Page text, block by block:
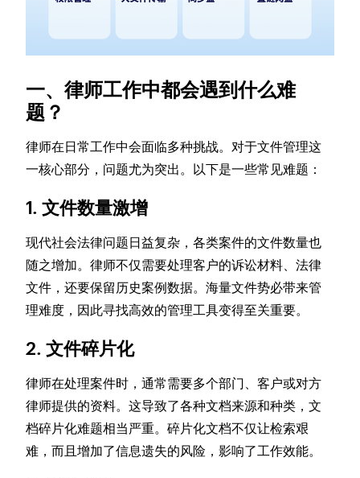
一、律师工作中都会遇到什么难
题？
律师在日常工作中会面临多种挑战。对于文件管理这
一核心部分，问题尤为突出。以下是一些常见难题：
1. 文件数量激增
现代社会法律问题日益复杂，各类案件的文件数量也
随之增加。律师不仅需要处理客户的诉讼材料、法律
文件，还要保留历史案例数据。海量文件势必带来管
理难度，因此寻找高效的管理工具变得至关重要。
2. 文件碎片化
律师在处理案件时，通常需要多个部门、客户或对方
律师提供的资料。这导致了各种文档来源和种类，文
档碎片化难题相当严重。碎片化文档不仅让检索艰
难，而且增加了信息遗失的风险，影响了工作效能。